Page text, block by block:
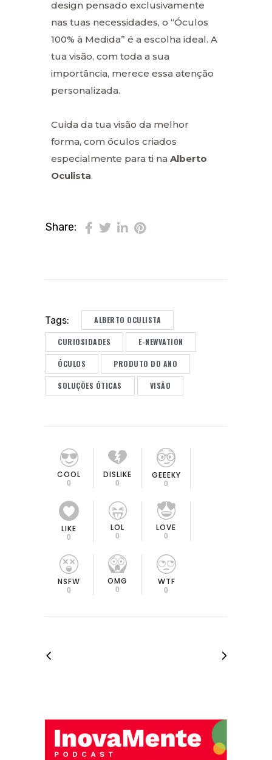
design pensado exclusivamente
nas tuas necessidades, o “Óculos
100% à Medida” é a escolha ideal. A
tua visão, com toda a sua
importância, merece essa atenção
personalizada.
Cuida da tua visão da melhor
forma, com óculos criados
especialmente para ti na Alberto
Oculista.
Share:
Tags: ALBERTO OCULISTA
CURIOSIDADES E-NEWVATION
ÓCULOS PRODUTO DO ANO
SOLUÇÕES ÓTICAS VISÃO
COOL
0
DISLIKE
0
GEEEKY
0
LIKE
0
LOL
0
LOVE
0
NSFW
0
OMG
0
WTF
0